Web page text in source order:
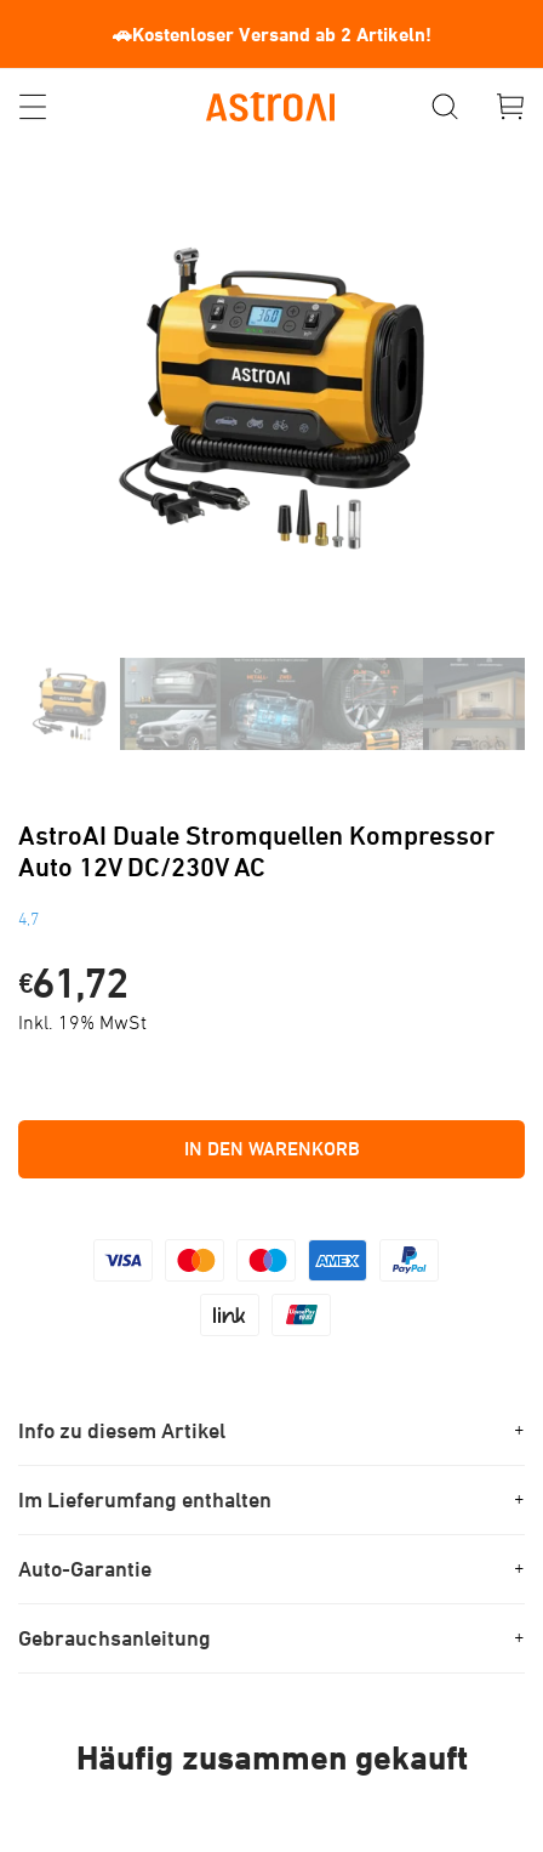
🚗Kostenloser Versand ab 2 Artikeln!
AstroAI Duale Stromquellen Kompressor
Auto 12V DC/230V AC
4,7
€61,72
Inkl. 19% MwSt
IN DEN WARENKORB
Info zu diesem Artikel +
Im Lieferumfang enthalten +
Auto-Garantie +
Gebrauchsanleitung +
Häufig zusammen gekauft